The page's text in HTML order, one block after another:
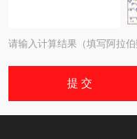
请输入计算结果（填写阿拉